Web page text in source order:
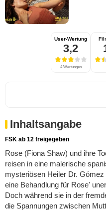
User-Wertung
3,2
4 Wertungen
Inhaltsangabe
FSK ab 12 freigegeben
Rose (Fiona Shaw) und ihre
reisen in eine malerische
mysteriösen Heiler Dr.
eine Behandlung für Rose'
Doch während sie in der
die Spannungen zwischen